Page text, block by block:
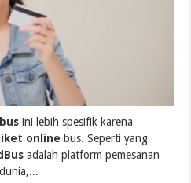
ini lebih spesifik karena
online bus. Seperti yang
adalah platform pemesanan